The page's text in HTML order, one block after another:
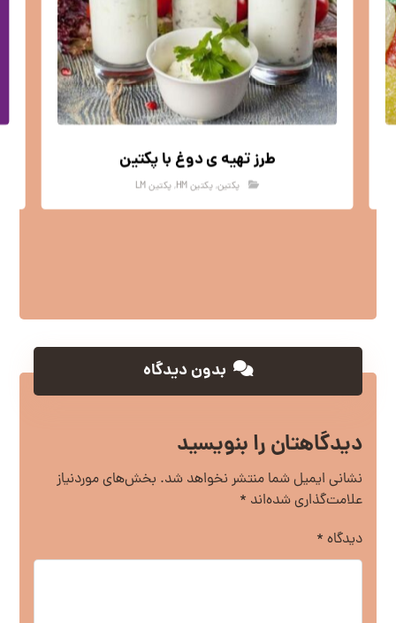
طرز تهیه ی دوغ با پکتین
پکتین,پکتین HM ,پکتین LM
بدون دیدگاه
دیدگاهتان را بنویسید
نشانی ایمیل شما منتشر نخواهد شد. بخش‌های موردنیاز
علامت‌گذاری شده‌اند *
دیدگاه *